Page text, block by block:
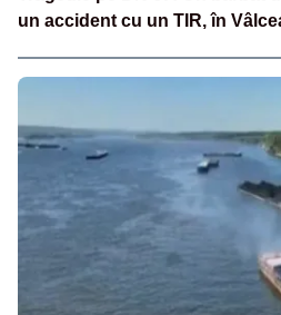
un accident cu un TIR, în